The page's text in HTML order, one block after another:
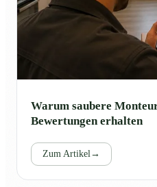
Warum saubere
Bewertungen erhalten
Zum Artikel→